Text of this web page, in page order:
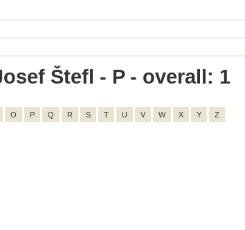
Štefl - P - overall: 1
O P Q R S T U V W X Y Z